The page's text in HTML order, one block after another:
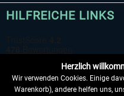
HILFREICHE LINKS
Herzlich
Wir verwenden Cookies. Einige
Warenkorb), andere helfen uns,